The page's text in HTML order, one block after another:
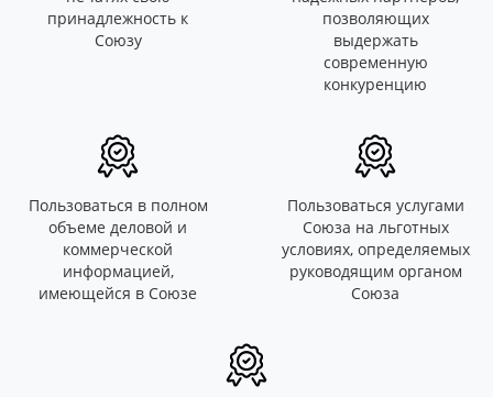
принадлежность к
Союзу
позволяющих
выдержать
современную
конкуренцию
Пользоваться в полном
объеме деловой и
коммерческой
информацией,
имеющейся в Союзе
Пользоваться услугами
Союза на льготных
условиях, определяемых
руководящим органом
Союза